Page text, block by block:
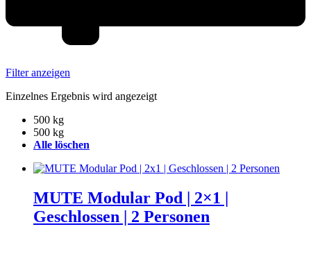
Filter anzeigen
Einzelnes Ergebnis wird angezeigt
500 kg
500 kg
Alle löschen
MUTE Modular Pod | 2×1 |
Geschlossen | 2 Personen